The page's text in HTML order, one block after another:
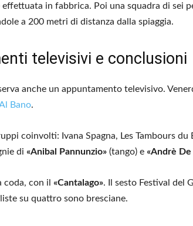
effettuata in fabbrica. Poi una squadra di sei
a 200 metri di distanza dalla spiaggia.
televisivi e conclusioni
anche un appuntamento televisivo.
Bano.
coinvolti: Ivana Spagna, Les Tambours du
di «Anibal Pannunzio» (tango) e «Andrè De
coda, con il «Cantalago». Il sesto Festival del
su quattro sono bresciane.